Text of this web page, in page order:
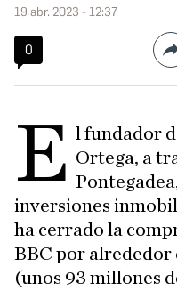
19 abr. 2023 - 12:37
0
E l fundador
Ortega, a
inversiones
ha cerrado la
BBC por alrededor
(unos 93 millones